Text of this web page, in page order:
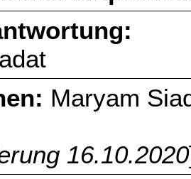
Maryam
16.10.2020